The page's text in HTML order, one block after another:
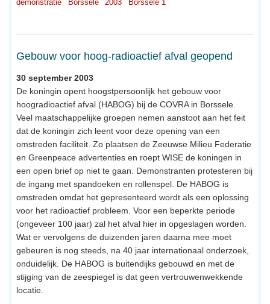
demonstratie
Borssele 2003 Borssele 1
Gebouw voor hoog-radioactief afval geopend
30 september 2003
De koningin opent hoogstpersoonlijk het gebouw voor
hoogradioactief afval (HABOG) bij de COVRA in Borssele.
Veel maatschappelijke groepen nemen aanstoot aan het feit
dat de koningin zich leent voor deze opening van een
omstreden faciliteit. Zo plaatsen de Zeeuwse Milieu Federatie
en Greenpeace advertenties en roept WISE de koningen in
een open brief op niet te gaan. Demonstranten protesteren bij
de ingang met spandoeken en rollenspel. De HABOG is
omstreden omdat het gepresenteerd wordt als een oplossing
voor het radioactief probleem. Voor een beperkte periode
(ongeveer 100 jaar) zal het afval hier in opgeslagen worden.
Wat er vervolgens de duizenden jaren daarna mee moet
gebeuren is nog steeds, na 40 jaar internationaal onderzoek,
onduidelijk. De HABOG is buitendijks gebouwd en met de
stijging van de zeespiegel is dat geen vertrouwenwekkende
locatie.